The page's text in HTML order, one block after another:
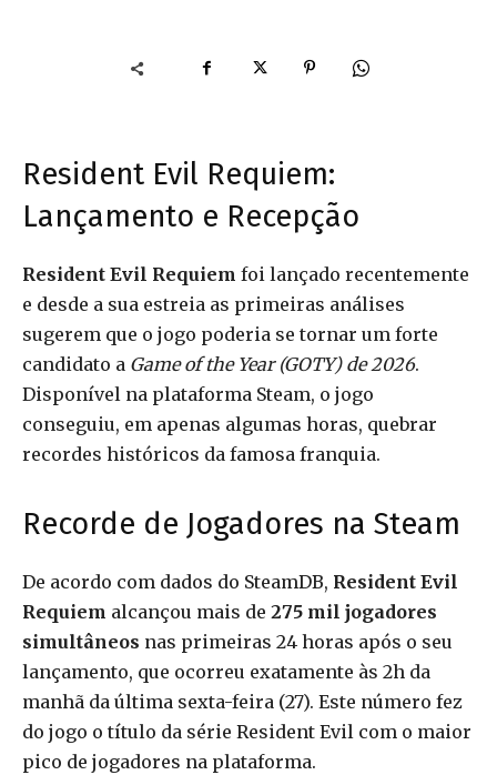
Resident Evil Requiem:
Lançamento e Recepção
Resident Evil Requiem foi lançado recentemente
e desde a sua estreia as primeiras análises
sugerem que o jogo poderia se tornar um forte
candidato a Game of the Year (GOTY) de 2026.
Disponível na plataforma Steam, o jogo
conseguiu, em apenas algumas horas, quebrar
recordes históricos da famosa franquia.
Recorde de Jogadores na Steam
De acordo com dados do SteamDB, Resident Evil
Requiem alcançou mais de 275 mil jogadores
simultâneos nas primeiras 24 horas após o seu
lançamento, que ocorreu exatamente às 2h da
manhã da última sexta-feira (27). Este número fez
do jogo o título da série Resident Evil com o maior
pico de jogadores na plataforma.